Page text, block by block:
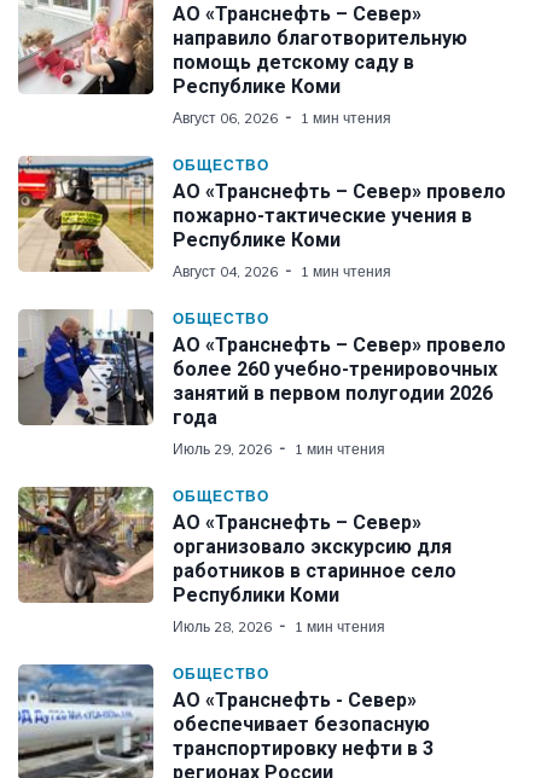
АО «Транснефть – Север»
направило благотворительную
помощь детскому саду в
Республике Коми
Август 06, 2026 1 мин чтения
ОБЩЕСТВО
АО «Транснефть – Север» провело
пожарно-тактические учения в
Республике Коми
Август 04, 2026 1 мин чтения
ОБЩЕСТВО
АО «Транснефть – Север» провело
более 260 учебно-тренировочных
занятий в первом полугодии 2026
года
Июль 29, 2026 1 мин чтения
ОБЩЕСТВО
АО «Транснефть – Север»
организовало экскурсию для
работников в старинное село
Республики Коми
Июль 28, 2026 1 мин чтения
ОБЩЕСТВО
АО «Транснефть - Север»
обеспечивает безопасную
транспортировку нефти в 3
регионах России